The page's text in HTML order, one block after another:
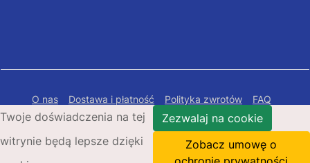
O nas Dostawa i płatność Polityka zwrotów
FAQ
Polityka prywatności
Mapa Strony
Copyright © 2026 Bigbaterii.pl. Wszelkie prawa
zastrzeżone.
Twoje doświadczenia na tej
witrynie będą lepsze dzięki
Zezwalaj na cookie
Zobacz umowę o